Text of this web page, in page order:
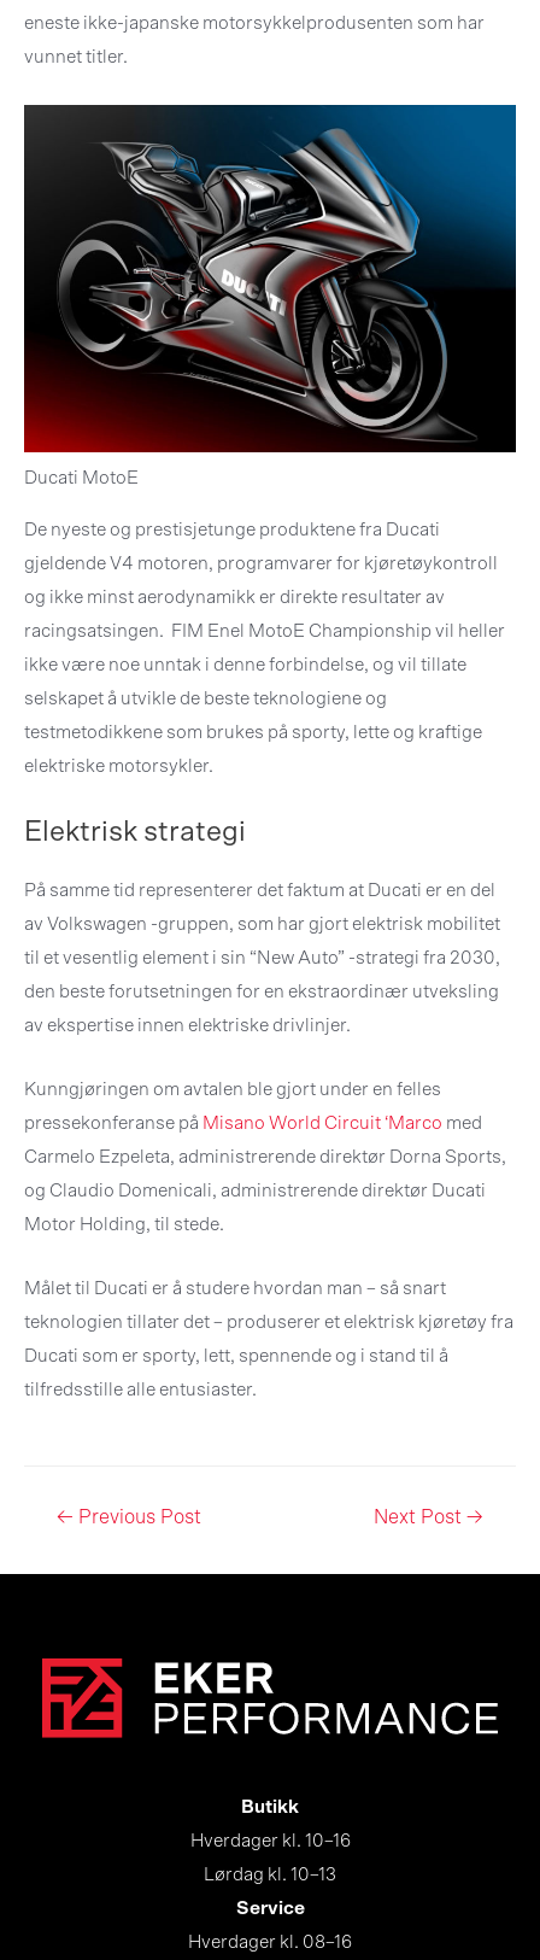
eneste ikke-japanske motorsykkelprodusenten som har
vunnet titler.
Ducati MotoE
De nyeste og prestisjetunge produktene fra Ducati
gjeldende V4 motoren, programvarer for kjøretøykontroll
og ikke minst aerodynamikk er direkte resultater av
racingsatsingen. FIM Enel MotoE Championship vil heller
ikke være noe unntak i denne forbindelse, og vil tillate
selskapet å utvikle de beste teknologiene og
testmetodikkene som brukes på sporty, lette og kraftige
elektriske motorsykler.
Elektrisk strategi
På samme tid representerer det faktum at Ducati er en del
av Volkswagen -gruppen, som har gjort elektrisk mobilitet
til et vesentlig element i sin “New Auto” -strategi fra 2030,
den beste forutsetningen for en ekstraordinær utveksling
av ekspertise innen elektriske drivlinjer.
Kunngjøringen om avtalen ble gjort under en felles
pressekonferanse på Misano World Circuit ‘Marco med
Carmelo Ezpeleta, administrerende direktør Dorna Sports,
og Claudio Domenicali, administrerende direktør Ducati
Motor Holding, til stede.
Målet til Ducati er å studere hvordan man – så snart
teknologien tillater det – produserer et elektrisk kjøretøy fra
Ducati som er sporty, lett, spennende og i stand til å
tilfredsstille alle entusiaster.
Post← Previous Post Next Post→
Butikk
Hverdager kl. 10–16
Lørdag kl. 10–13
Service
Hverdager kl. 08–16